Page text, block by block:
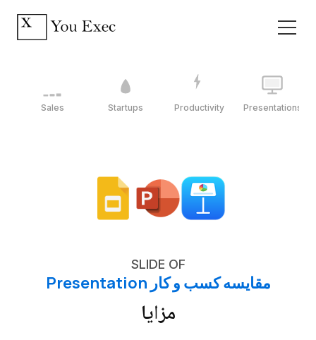
Sales Startups Productivity Presentations
SLIDE OF
مقایسه کسب و کار Presentation
مزایا